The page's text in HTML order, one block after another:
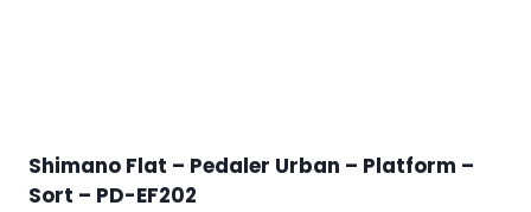
Shimano Flat – Pedaler Urban – Platform –
Sort – PD-EF202